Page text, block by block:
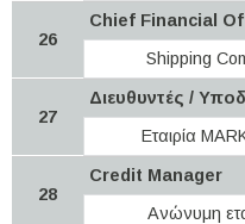
26
Chief Financial
Shipping
27
Διευθυντές /
Εταιρία
28
Credit Manager
Ανώνυμη